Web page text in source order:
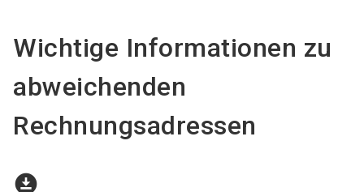
Wichtige Informationen zu
abweichenden
Rechnungsadressen
download_for_offline